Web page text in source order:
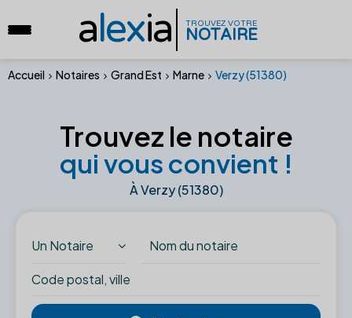
alexia TROUVEZ VOTRE
NOTAIRE
Accueil Notaires Grand Est Marne Verzy (51380)
Trouvez le notaire
qui vous convient !
À Verzy (51380)
Un Notaire